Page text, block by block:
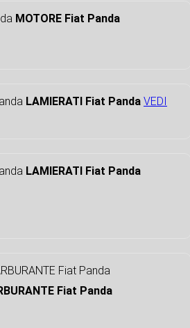
MOTORE Fiat Panda
LAMIERATI Fiat Panda VEDI
LAMIERATI Fiat Panda
Fiat Panda